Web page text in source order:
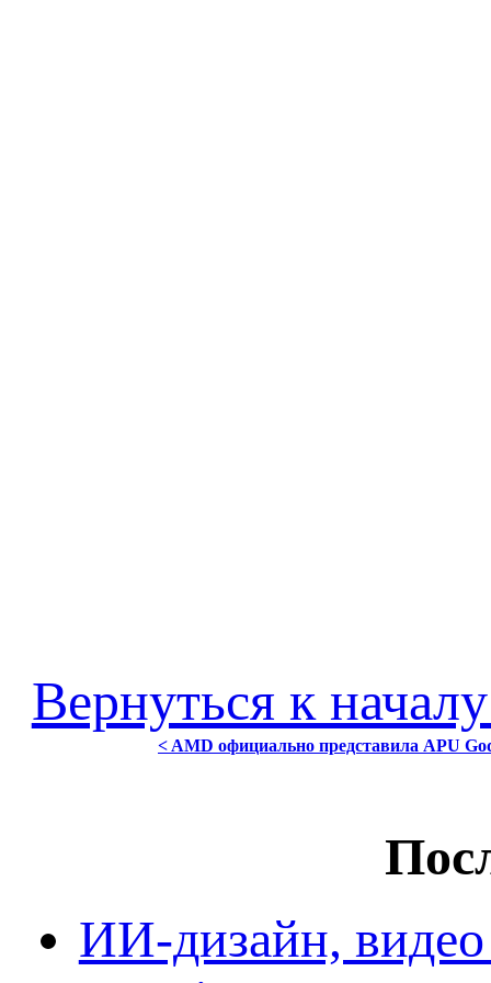
Вернуться к
< AMD официально представила APU
ИИ-дизайн,